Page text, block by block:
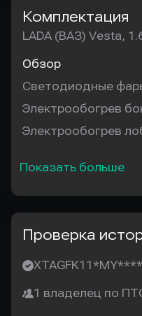
Комплектация
LADA (ВАЗ) Vesta,
Обзор
Светодиодные
Электрообогрев
Электрообогрев
Показать больше
Проверка
1 владелец по